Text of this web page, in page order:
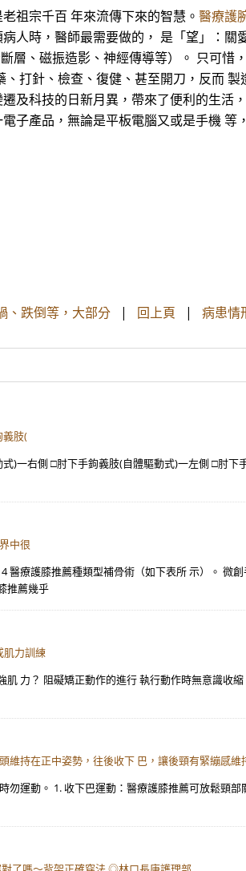
祖宗千百 年來流傳下來的智慧。 醫療護
人時，醫師最需要做的， 是「望」：
層、磁振造影、神經傳導等）。 只可
打針、檢查、復健、甚至開刀，反而
及科技的日新月異，帶來了便利的生活
子產品，無論是平板電腦又或是手機 等
、跌倒等，大部分 | 回上頁 | 病患情
義肢(
)一右側 □肘下手鉤義肢(自體驅動式)一左側 □肘
中很
醫療護膝推薦種類型補骨術（如下表所 示）。 微
推薦幾乎
肌力訓練
力？ 阻礙矯正動作的進行 執行動作時無意識收
維持在正中姿勢，往後收下 巴，讓後頸有緊繃感維
運動。 1. 收下巴運動：醫療護膝推薦可放鬆頸